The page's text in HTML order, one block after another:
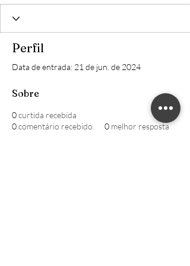
Perfil
Data de entrada: 21 de jun. de 2024
Sobre
0curtida recebida
0comentário recebido 0 melhor resposta